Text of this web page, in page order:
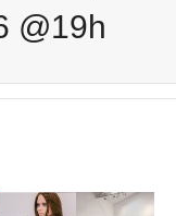
@19h